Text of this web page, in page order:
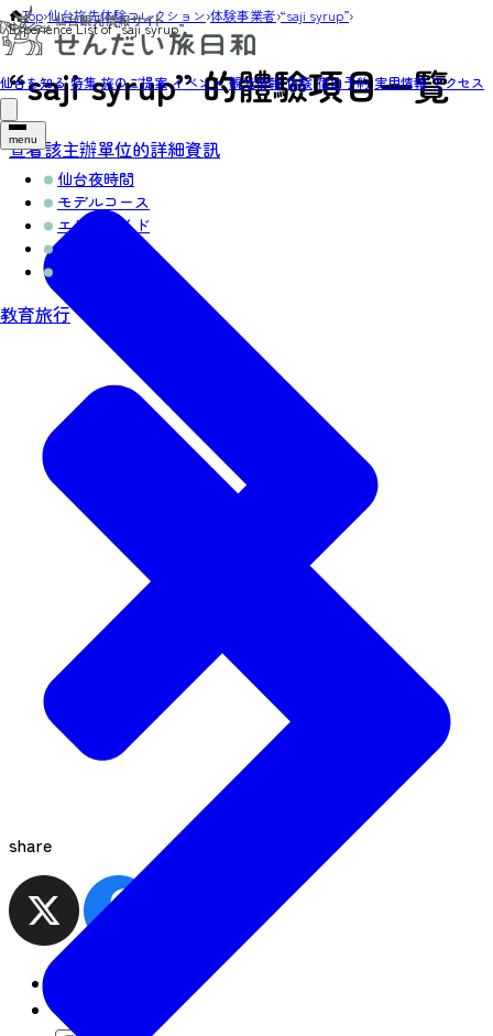
仙台を知る 特集 旅のご提案 イベント 観光情報 体験 宿泊予約 実用情報 アクセス
menu
仙台夜時間
モデルコース
エリアガイド
お知らせ
教育旅行
Top›仙台旅先体験コレクション›体験事業者›“saji syrup”›
Experience List of “saji syrup”
“saji syrup” 的體驗項目一覽
查看該主辦單位的詳細資訊
share